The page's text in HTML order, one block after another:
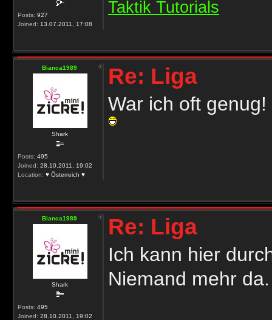
Posts: 927
Joined: 13.07.2011, 17:08
Taktik Tutorials
Bianca1989
Shark
Posts: 495
Joined: 28.10.2011, 19:02
Location: ♥ Österreich ♥
Re: Liga
War ich oft genug!
Bianca1989
Shark
Posts: 495
Joined: 28.10.2011, 19:02
Re: Liga
Ich kann hier
Niemand mehr